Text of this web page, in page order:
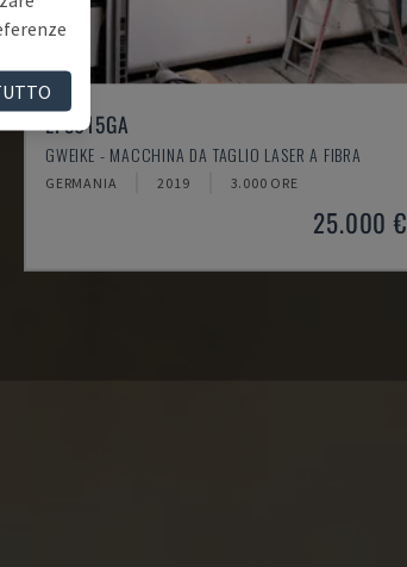
LF3015GA
GWEIKE - MACCHINA DA TAGLIO LASER A FIBRA
GERMANIA 2019 3.000 ORE
25.000 €